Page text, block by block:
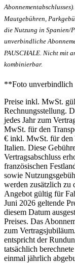
Mautgebühren,
die Nutzung in Spanien/
unverbindliche
PAUSCHALE. Nicht mit
kombinierbar.
**Foto unverbindlich
Preise inkl. MwSt.
Rechnungsstellung.
jedes Jahr zum
MwSt. für den
€ inkl. MwSt. für den
Italien. Diese
Vertragsabschluss
französischen
sowie
werden zusätzlich zu
Angebot gültig für
Juni 2026 geltende
diesem Datum
Preises. Das
zum
entspricht der
tatsächlich
einmal jährlich